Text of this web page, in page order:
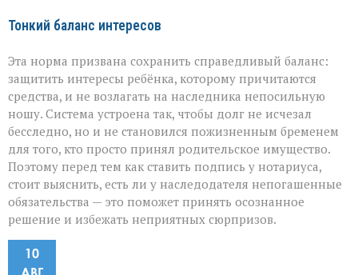
Тонкий баланс интересов
Эта норма призвана сохранить справедливый баланс:
защитить интересы ребёнка, которому причитаются
средства, и не возлагать на наследника непосильную
ношу. Система устроена так, чтобы долг не исчезал
бесследно, но и не становился пожизненным бременем
для того, кто просто принял родительское имущество.
Поэтому перед тем как ставить подпись у нотариуса,
стоит выяснить, есть ли у наследодателя непогашенные
обязательства — это поможет принять осознанное
решение и избежать неприятных сюрпризов.
10